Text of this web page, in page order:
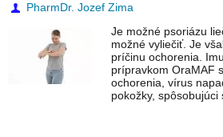
PharmDr. Jozef Zima
Je možné psoriázu
možné vyliečiť. Je
príčinu ochorenia.
prípravkom OraMAF
ochorenia, vírus
pokožky, spôsobujúci